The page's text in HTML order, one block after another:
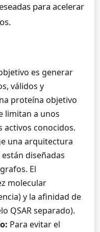
para acelerar
es generar
válidos y
proteína objetivo
limitan a unos
activos conocidos.
una arquitectura
diseñadas
El
molecular
y la afinidad de
QSAR separado).
Para evitar el